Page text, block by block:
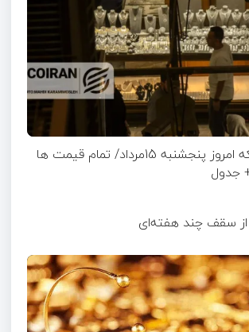
قیمت طلا و سکه امروز پنجشنبه 15مرداد/ تمام قیمت ها
جدول
از سقف چند هفته‌ای